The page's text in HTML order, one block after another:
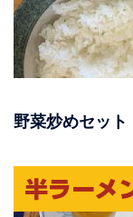
野菜炒めセット